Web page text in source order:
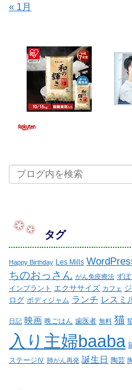
« 1月
タグ
Happy Birthday Les Mills
ちのおっさん がん免疫療法 ずぼ
インプラント エクササイズ カフェ
ログ ボディジャム ランチ レスミ
日記 映画 晩ごはん 歯医者 無料 猫
入り主婦baaba
ステージⅣ 肺がん再発 誕生日 陶芸